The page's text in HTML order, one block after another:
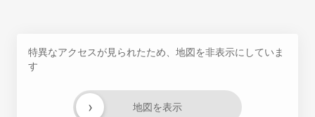
特異なアクセスが見られたため、地図を非表示にしていま
す
地図を表示
›